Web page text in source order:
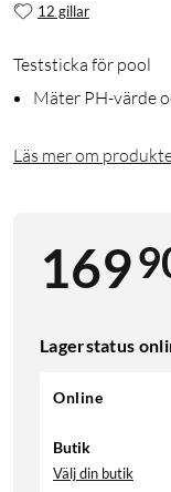
12 gillar
Teststicka för pool
Mäter PH-värde
Läs mer om
169
Lagerstatus
Online
Butik
Välj din butik